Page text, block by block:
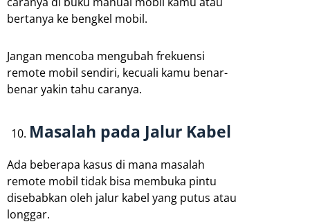
bertanya ke bengkel mobil.
Jangan mencoba mengubah frekuensi
remote mobil sendiri, kecuali kamu benar-
benar yakin tahu caranya.
Masalah pada Jalur Kabel
Ada beberapa kasus di mana masalah
remote mobil tidak bisa membuka pintu
disebabkan oleh jalur kabel yang putus atau
longgar.